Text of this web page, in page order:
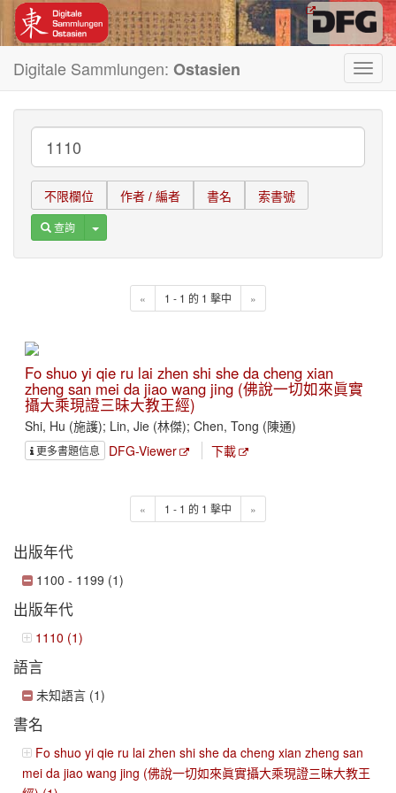
Digitale Sammlungen: Ostasien
不限欄位 作者 / 編者 書名 索書號
查詢 Toggle Dropdown
« 1 - 1 的 1 擊中 »
Fo shuo yi qie ru lai zhen shi she da cheng xian
zheng san mei da jiao wang jing (佛說一切如來眞實
攝大乘現證三昧大教王經)
Shi, Hu (施護); Lin, Jie (林傑); Chen, Tong (陳通)
更多書題信息 DFG-Viewer 下載
« 1 - 1 的 1 擊中 »
出版年代
1100 - 1199 (1)
出版年代
1110 (1)
語言
未知語言 (1)
書名
Fo shuo yi qie ru lai zhen shi she da cheng xian zheng san
mei da jiao wang jing (佛說一切如來眞實攝大乘現證三昧大教王